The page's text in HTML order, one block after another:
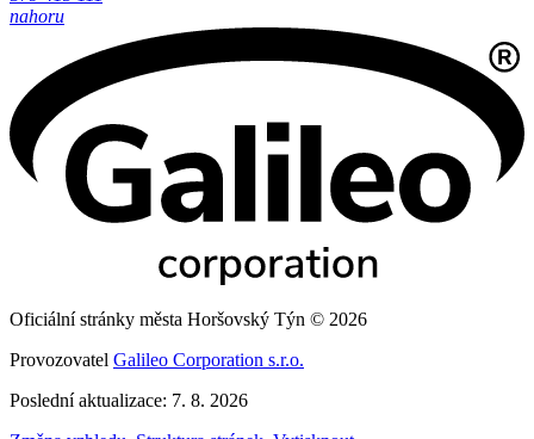
nahoru
Oficiální stránky města Horšovský Týn © 2026
Provozovatel Galileo Corporation s.r.o.
Poslední aktualizace: 7. 8. 2026